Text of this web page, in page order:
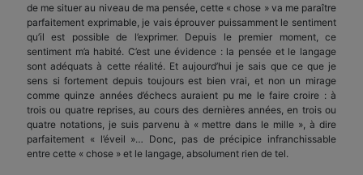
de me situer au niveau de ma pensée, cette « chose » va me paraître
parfaitement exprimable, je vais éprouver puissamment le sentiment
qu’il est possible de l’exprimer. Depuis le premier moment, ce
sentiment m’a habité. C’est une évidence : la pensée et le langage
sont adéquats à cette réalité. Et aujourd’hui je sais que ce que je
sens si fortement depuis toujours est bien vrai, et non un mirage
comme quinze années d’échecs auraient pu me le faire croire : à
trois ou quatre reprises, au cours des dernières années, en trois ou
quatre notations, je suis parvenu à « mettre dans le mille », à dire
parfaitement « l’éveil »… Donc, pas de précipice infranchissable
entre cette « chose » et le langage, absolument rien de tel.